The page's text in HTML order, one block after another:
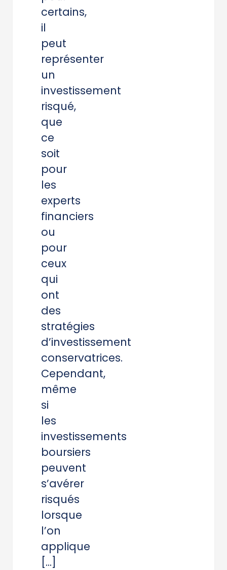
certains,
il
peut
représenter
un
investissement
risqué,
que
ce
soit
pour
les
experts
financiers
ou
pour
ceux
qui
ont
des
stratégies
d’investissement
conservatrices.
Cependant,
même
si
les
investissements
boursiers
peuvent
s’avérer
risqués
lorsque
l’on
applique
[…]